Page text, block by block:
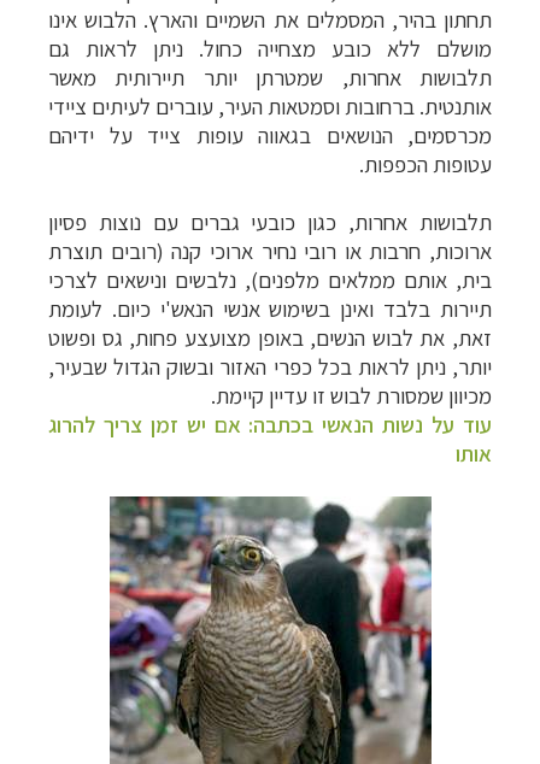
תחתון בהיר, המסמלים את השמיים והארץ. הלבוש אינו
מושלם ללא כובע מצחייה כחול. ניתן לראות גם
תלבושות אחרות, שמטרתן יותר תיירותית מאשר
אותנטית. ברחובות וסמטאות העיר, עוברים לעיתים ציידי
מכרסמים, הנושאים בגאווה עופות צייד על ידיהם
עטופות הכפפות.
תלבושות אחרות, כגון כובעי גברים עם נוצות פסיון
ארוכות, חרבות או רובי נחיר ארוכי קנה (רובים תוצרת
בית, אותם ממלאים מלפנים), נלבשים ונישאים לצרכי
תיירות בלבד ואינן בשימוש אנשי הנאש'י כיום. לעומת
זאת, את לבוש הנשים, באופן מצועצע פחות, גס ופשוט
יותר, ניתן לראות בכל כפרי האזור ובשוק הגדול שבעיר,
מכיוון שמסורת לבוש זו עדיין קיימת.
עוד על נשות הנאשי בכתבה: אם יש זמן צריך להרוג
אותו